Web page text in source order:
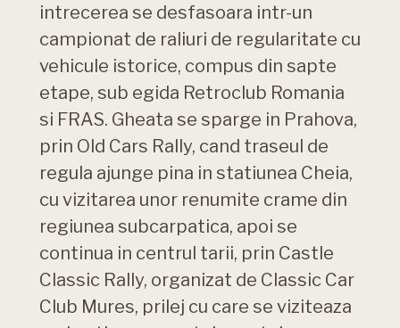
intrecerea se desfasoara intr-un
campionat de raliuri de regularitate cu
vehicule istorice, compus din sapte
etape, sub egida Retroclub Romania
si FRAS. Gheata se sparge in Prahova,
prin Old Cars Rally, cand traseul de
regula ajunge pina in statiunea Cheia,
cu vizitarea unor renumite crame din
regiunea subcarpatica, apoi se
continua in centrul tarii, prin Castle
Classic Rally, organizat de Classic Car
Club Mures, prilej cu care se viziteaza